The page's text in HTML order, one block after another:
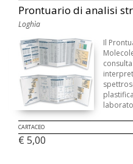
Prontuario di analisi
Loghìa
Il
CARTACEO
€ 5,00